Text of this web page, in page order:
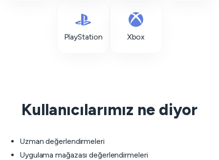
PlayStation Xbox
Kullanıcılarımız ne diyor
Uzman değerlendirmeleri
Uygulama mağazası değerlendirmeleri